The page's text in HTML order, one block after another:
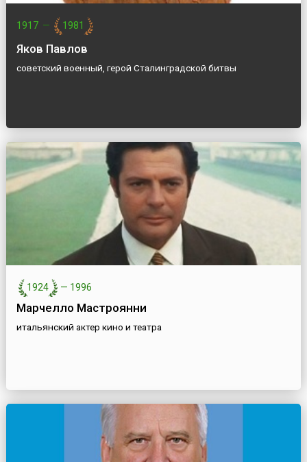
1917 — 1981
Яков Павлов
советский военный, герой Сталинградской битвы
1924 — 1996
Марчелло Мастроянни
итальянский актер кино и театра